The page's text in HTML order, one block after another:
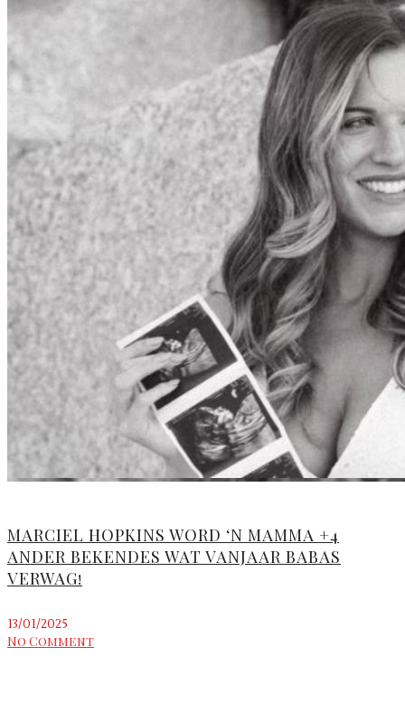
MARCIEL HOPKINS WORD ‘N MAMMA +4
ANDER BEKENDES WAT VANJAAR BABAS
VERWAG!
13/01/2025
No Comment